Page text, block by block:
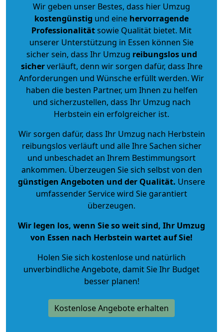
Wir geben unser Bestes, dass hier Umzug
kostengünstig und eine hervorragende
Professionalitätsowie Qualität bietet. Mit
unserer Unterstützung in Essen können Sie
sicher sein, dass Ihr Umzug reibungslos und
sicherverläuft, denn wir sorgen dafür, dass Ihre
Anforderungen und Wünsche erfüllt werden. Wir
haben die besten Partner, um Ihnen zu helfen
und sicherzustellen, dass Ihr Umzug nach
Herbstein ein erfolgreicher ist.
Wir sorgen dafür, dass Ihr Umzug nach Herbstein
reibungslos verläuft und alle Ihre Sachen sicher
und unbeschadet an Ihrem Bestimmungsort
ankommen. Überzeugen Sie sich selbst von den
günstigen Angeboten und der Qualität. Unsere
umfassender Service wird Sie garantiert
überzeugen.
Wir legen los, wenn Sie so weit sind, Ihr Umzug
von Essen nach Herbstein wartet auf Sie!
Holen Sie sich kostenlose und natürlich
unverbindliche Angebote, damit Sie Ihr Budget
besser planen!
Kostenlose Angebote erhalten